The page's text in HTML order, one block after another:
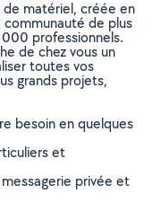
matériel, créée en
communauté de plus
professionnels.
de chez vous un
toutes vos
grands projets,
besoin en quelques
et
privée et